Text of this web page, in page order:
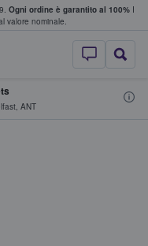
Ogni ordine è garantito al 100%I
valore nominale.
StubHub - Dove
biglietti
, ANT